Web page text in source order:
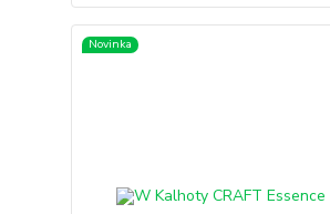
Novinka